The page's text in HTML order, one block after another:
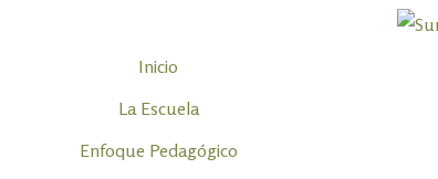
Inicio
La Escuela
Enfoque Pedagógico